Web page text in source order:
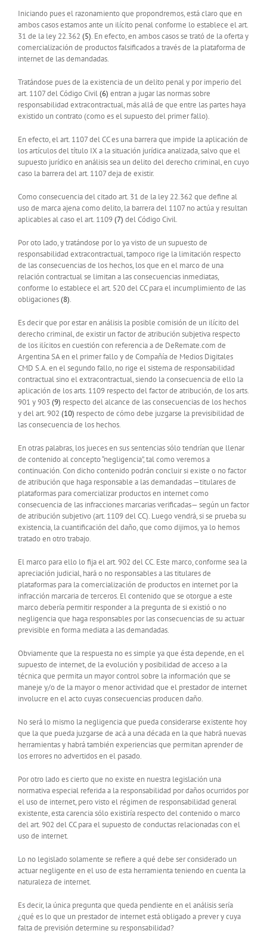
Iniciando pues el razonamiento que propondremos, está claro que en
ambos casos estamos ante un ilícito penal conforme lo establece el art.
31 de la ley 22.362 (5). En efecto, en ambos casos se trató de la oferta y
comercialización de productos falsificados a través de la plataforma de
internet de las demandadas.
Tratándose pues de la existencia de un delito penal y por imperio del
art. 1107 del Código Civil(6) entran a jugar las normas sobre
responsabilidad extracontractual, más allá de que entre las partes haya
existido un contrato (como es el supuesto del primer fallo).
En efecto, el art. 1107 del CC es una barrera que impide la aplicación de
los artículos del título IX a la situación jurídica analizada, salvo que el
supuesto jurídico en análisis sea un delito del derecho criminal, en cuyo
caso la barrera del art. 1107 deja de existir.
Como consecuencia del citado art. 31 de la ley 22.362 que define al
uso de marca ajena como delito, la barrera del 1107 no actúa y resultan
aplicables al caso el art. 1109(7) del Código Civil.
Por oto lado, y tratándose por lo ya visto de un supuesto de
responsabilidad extracontractual, tampoco rige la limitación respecto
de las consecuencias de los hechos, los que en el marco de una
relación contractual se limitan a las consecuencias inmediatas,
conforme lo establece el art. 520 del CC para el incumplimiento de las
obligaciones(8).
Es decir que por estar en análisis la posible comisión de un ilícito del
derecho criminal, de existir un factor de atribución subjetiva respecto
de los ilícitos en cuestión con referencia a de DeRemate.com de
Argentina SA en el primer fallo y de Compañía de Medios Digitales
CMD S.A. en el segundo fallo, no rige el sistema de responsabilidad
contractual sino el extracontractual, siendo la consecuencia de ello la
aplicación de los arts. 1109 respecto del factor de atribución, de los arts.
901 y 903 (9) respecto del alcance de las consecuencias de los hechos
y del art. 902 (10) respecto de cómo debe juzgarse la previsibilidad de
las consecuencia de los hechos.
En otras palabras, los jueces en sus sentencias sólo tendrían que llenar
de contenido al concepto “negligencia”, tal como veremos a
continuación. Con dicho contenido podrán concluir si existe o no factor
de atribución que haga responsable a las demandadas —titulares de
plataformas para comercializar productos en internet como
consecuencia de las infracciones marcarias verificadas— según un factor
de atribución subjetivo (art. 1109 del CC). Luego vendrá, si se prueba su
existencia, la cuantificación del daño, que como dijimos, ya lo hemos
tratado en otro trabajo.
El marco para ello lo fija el art. 902 del CC. Este marco, conforme sea la
apreciación judicial, hará o no responsables a las titulares de
plataformas para la comercialización de productos en internet por la
infracción marcaria de terceros. El contenido que se otorgue a este
marco debería permitir responder a la pregunta de si existió o no
negligencia que haga responsables por las consecuencias de su actuar
previsible en forma mediata a las demandadas.
Obviamente que la respuesta no es simple ya que ésta depende, en el
supuesto de internet, de la evolución y posibilidad de acceso a la
técnica que permita un mayor control sobre la información que se
maneje y/o de la mayor o menor actividad que el prestador de internet
involucre en el acto cuyas consecuencias producen daño.
No será lo mismo la negligencia que pueda considerarse existente hoy
que la que pueda juzgarse de acá a una década en la que habrá nuevas
herramientas y habrá también experiencias que permitan aprender de
los errores no advertidos en el pasado.
Por otro lado es cierto que no existe en nuestra legislación una
normativa especial referida a la responsabilidad por daños ocurridos por
el uso de internet, pero visto el régimen de responsabilidad general
existente, esta carencia sólo existiría respecto del contenido o marco
del art. 902 del CC para el supuesto de conductas relacionadas con el
uso de internet.
Lo no legislado solamente se refiere a qué debe ser considerado un
actuar negligente en el uso de esta herramienta teniendo en cuenta la
naturaleza de internet.
Es decir, la única pregunta que queda pendiente en el análisis sería
¿qué es lo que un prestador de internet está obligado a prever y cuya
falta de previsión determine su responsabilidad?